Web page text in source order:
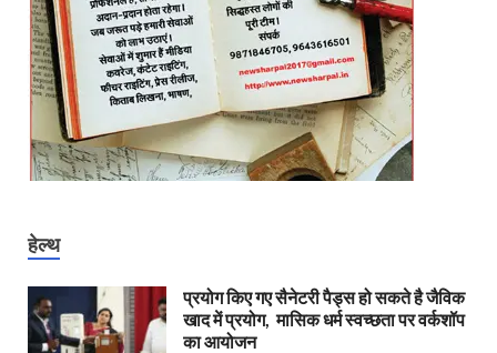
हेल्थ
प्रयोग किए गए सैनेटरी पैड्स हो सकते है जैविक
खाद में प्रयोग, मासिक धर्म स्वच्छता पर वर्कशॉप
का आयोजन